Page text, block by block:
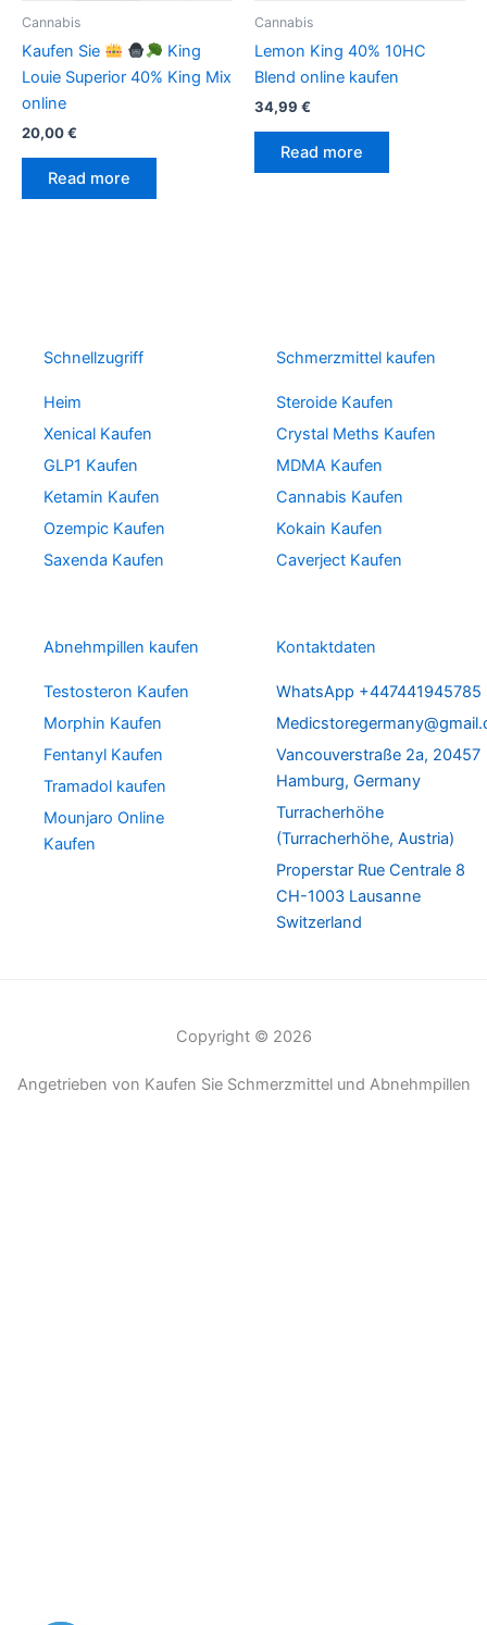
Cannabis
Kaufen Sie
King
Louie Superior 40% King Mix
online
20,00€
Read more
Cannabis
Lemon King 40% 10HC
Blend online kaufen
34,99 €
Read more
Schnellzugriff
Heim
Xenical Kaufen
GLP1 Kaufen
Ketamin Kaufen
Ozempic Kaufen
Saxenda Kaufen
Schmerzmittel kaufen
Steroide Kaufen
Crystal Meths Kaufen
MDMA Kaufen
Cannabis Kaufen
Kokain Kaufen
Caverject Kaufen
Abnehmpillen kaufen
Testosteron Kaufen
Morphin Kaufen
Fentanyl Kaufen
Tramadol kaufen
Mounjaro Online
Kaufen
Kontaktdaten
WhatsApp +447441945785
Vancouverstraße 2a, 20457
Hamburg, Germany
Turracherhöhe
(Turracherhöhe, Austria)
Properstar Rue Centrale 8
CH-1003 Lausanne
Switzerland
Copyright © 2026
Angetrieben von Kaufen Sie Schmerzmittel und Abnehmpillen